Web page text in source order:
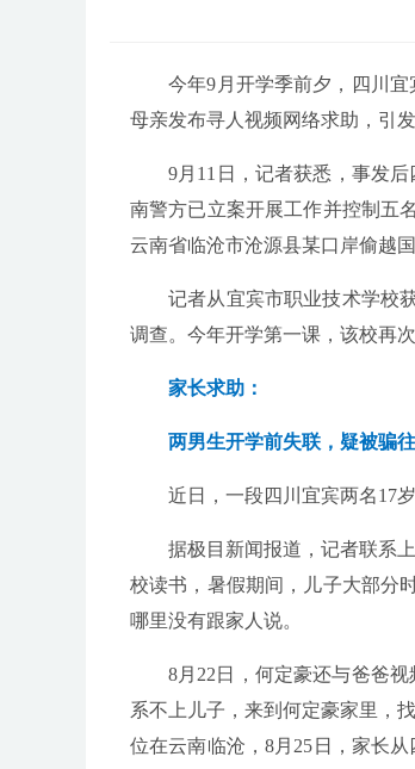
今年9月开学季前夕，四川
母亲发布寻人视频网络求助，引发
9月11日，记者获悉，事发
南警方已立案开展工作并控制五
云南省临沧市沧源县某口岸偷越
记者从宜宾市职业技术学校
调查。今年开学第一课，该校再
家长求助：
两男生开学前失联，疑被骗
近日，一段四川宜宾两名17
据极目新闻报道，记者联系
校读书，暑假期间，儿子大部分
哪里没有跟家人说。
8月22日，何定豪还与爸爸
系不上儿子，来到何定豪家里，
位在云南临沧，8月25日，家长